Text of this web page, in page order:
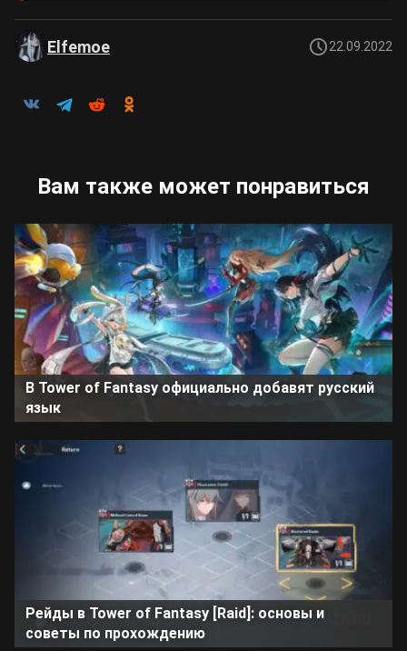
Elfemoe 22.09.2022
Вам также может понравиться
В Tower of Fantasy официально добавят русский
язык
Рейды в Tower of Fantasy [Raid]: основы и
советы по прохождению